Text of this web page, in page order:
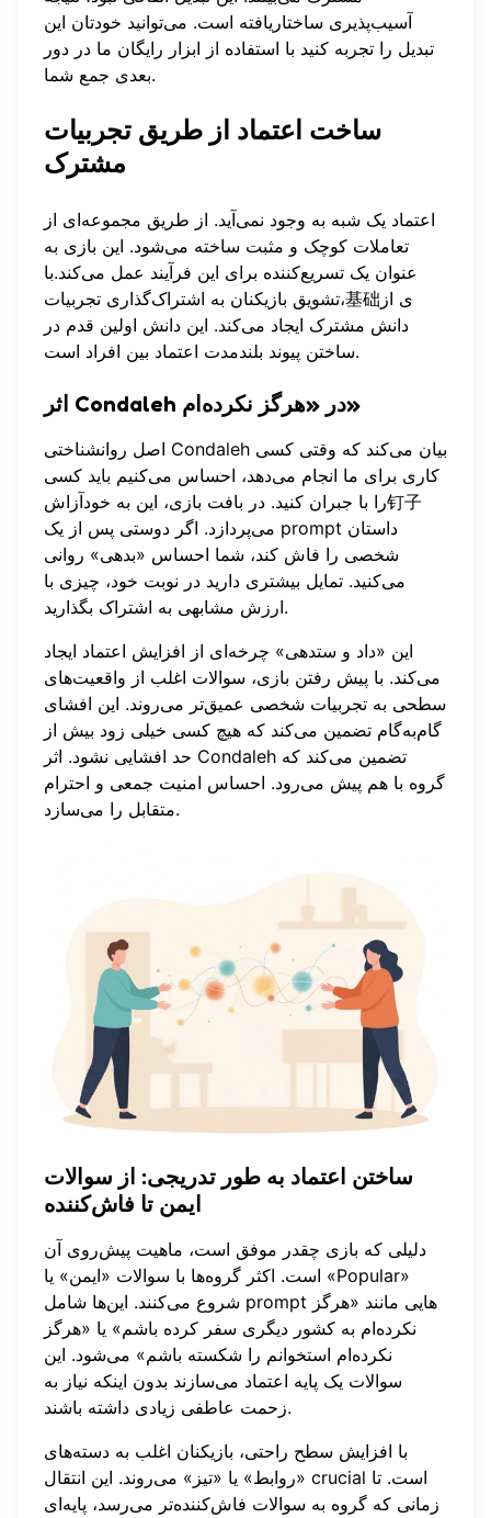
آسیب‌پذیری ساختاریافته است. می‌توانید خودتان این
تبدیل را تجربه کنید با استفاده از ابزار رایگان ما در دور
بعدی جمع شما.
ساخت اعتماد از طریق تجربیات
مشترک
اعتماد یک شبه به وجود نمی‌آید. از طریق مجموعه‌ای از
تعاملات کوچک و مثبت ساخته می‌شود. این بازی به
عنوان یک تسریع‌کننده برای این فرآیند عمل می‌کند.با
تشویق بازیکنان به اشتراک‌گذاری تجربیات،基础ی از
دانش مشترک ایجاد می‌کند. این دانش اولین قدم در
ساختن پیوند بلندمدت اعتماد بین افراد است.
اثر Condaleh در «هرگز نکرده‌ام»
اصل روانشناختی Condaleh بیان می‌کند که وقتی کسی
کاری برای ما انجام می‌دهد، احساس می‌کنیم باید کسی
را با جبران کنید. در بافت بازی، این به خودآزاش钉子
می‌پردازد. اگر دوستی پس از یک prompt داستان
شخصی را فاش کند، شما احساس «بدهی» روانی
می‌کنید. تمایل بیشتری دارید در نوبت خود، چیزی با
ارزش مشابهی به اشتراک بگذارید.
این «داد و ستدهی» چرخه‌ای از افزایش اعتماد ایجاد
می‌کند. با پیش رفتن بازی، سوالات اغلب از واقعیت‌های
سطحی به تجربیات شخصی عمیق‌تر می‌روند. این افشای
گام‌به‌گام تضمین می‌کند که هیچ کسی خیلی زود بیش از
حد افشایی نشود. اثر Condaleh تضمین می‌کند که
گروه با هم پیش می‌رود. احساس امنیت جمعی و احترام
متقابل را می‌سازد.
ساختن اعتماد به طور تدریجی: از سوالات
ایمن تا فاش‌کننده
دلیلی که بازی چقدر موفق است، ماهیت پیش‌روی آن
است. اکثر گروه‌ها با سوالات «ایمن» یا «Popular»
شروع می‌کنند. این‌ها شامل prompt هایی مانند «هرگز
نکرده‌ام به کشور دیگری سفر کرده باشم» یا «هرگز
نکرده‌ام استخوانم را شکسته باشم» می‌شود. این
سوالات یک پایه اعتماد می‌سازند بدون اینکه نیاز به
زحمت عاطفی زیادی داشته باشند.
با افزایش سطح راحتی، بازیکنان اغلب به دسته‌های
«روابط» یا «تیز» می‌روند. این انتقال crucial است. تا
زمانی که گروه به سوالات فاش‌کننده‌تر می‌رسد، پایه‌ای